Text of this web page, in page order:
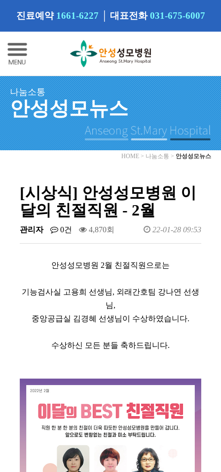
진료예약 1661-6227 대표전화 031-675-6007
나눔소통
안성성모뉴스
HOME > 나눔소통 > 안성성모뉴스
[시상식] 안성성모병원 이
달의 친절직원 - 2월
관리자 0건 4,870회 22-01-28 09:53
안성성모병원 2월 친절직원으로는
기능검사실 고용희 선생님, 외래간호팀 강나연 선생
님,
중앙공급실 김경혜 선생님이 수상하였습니다.
수상하신 모든 분들 축하드립니다.